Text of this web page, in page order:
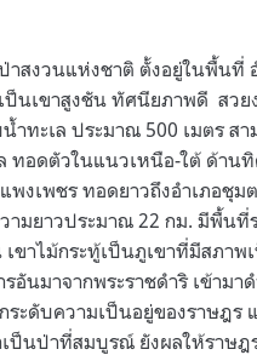
ป่าสงวนแห่งชาติ ตั้งอยู่ในพื้นที่
ป็นเขาสูงชัน ทัศนียภาพดี สวย
ำทะเล ประมาณ 500 เมตร สา
ทอดตัวในแนวเหนือ-ใต้ ด้าน
งเพชร ทอดยาวถึงอำเภอชุม
ามยาวประมาณ 22 กม. มีพื้นที่
ขาไม้กระทู้เป็นภูเขาที่มีสภาพ
อันมาจากพระราชดำริ เข้ามา
ะดับความเป็นอยู่ของราษฎร
ป็นป่าที่สมบูรณ์ ยังผลให้ราษฎ